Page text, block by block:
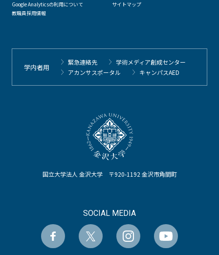
国立大学法人 金沢大学 〒920-1192 金沢市角間町
SOCIAL MEDIA
Google Analyticsの利用について
教職員採用情報
サイトマップ
学内者用
緊急連絡先
学術メディア創成センター
アカンサスポータル
キャンパスAED